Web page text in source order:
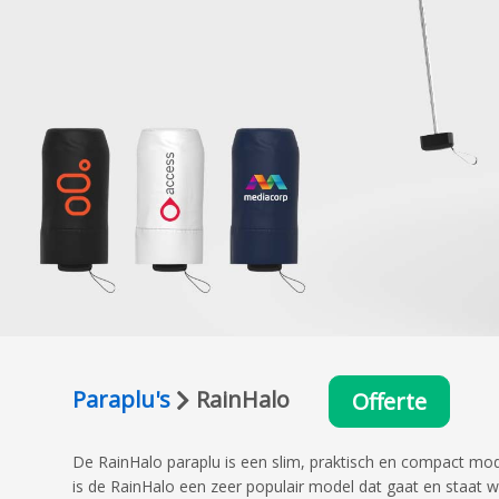
Paraplu's RainHalo Offerte
De RainHalo paraplu is een slim, praktisch en compact
is de RainHalo een zeer populair model dat gaat en staat